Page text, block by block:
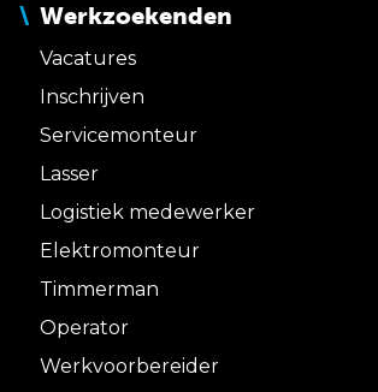
Werkzoekenden
Vacatures
Inschrijven
Servicemonteur
Lasser
Logistiek medewerker
Elektromonteur
Timmerman
Operator
Werkvoorbereider